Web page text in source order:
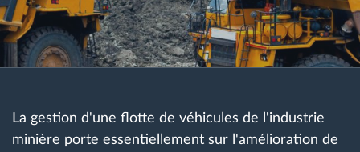
Téléchargement du tachygraphe à distance
Contrôle d'accès
Gestion de carburant
La gestion d'une flotte de véhicules de l'industrie
minière porte essentiellement sur l'amélioration de